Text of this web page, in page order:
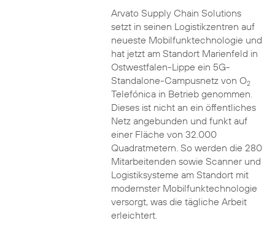
Arvato Supply Chain Solutions
setzt in seinen Logistikzentren auf
neueste Mobilfunktechnologie und
hat jetzt am Standort Marienfeld in
Ostwestfalen-Lippe ein 5G-
Standalone-Campusnetz von O2
Telefónica in Betrieb genommen.
Dieses ist nicht an ein öffentliches
Netz angebunden und funkt auf
einer Fläche von 32.000
Quadratmetern. So werden die 280
Mitarbeitenden sowie Scanner und
Logistiksysteme am Standort mit
modernster Mobilfunktechnologie
versorgt, was die tägliche Arbeit
erleichtert.